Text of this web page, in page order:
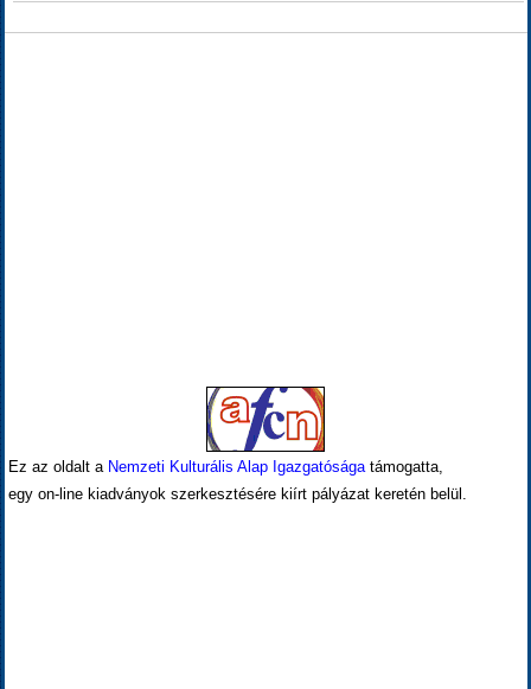
Ez az oldalt a Nemzeti Kulturális Alap Igazgatóságatámogatta,
egy on-line kiadványok szerkesztésére kiírt pályázat keretén belül.